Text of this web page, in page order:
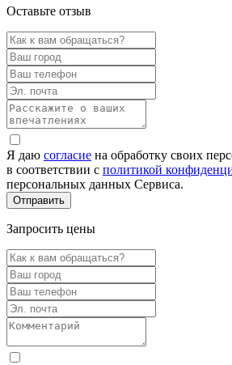
Оставьте отзыв
Я даю согласие на обработку своих
в соответствии с политикой
персональных данных Сервиса.
Запросить цены